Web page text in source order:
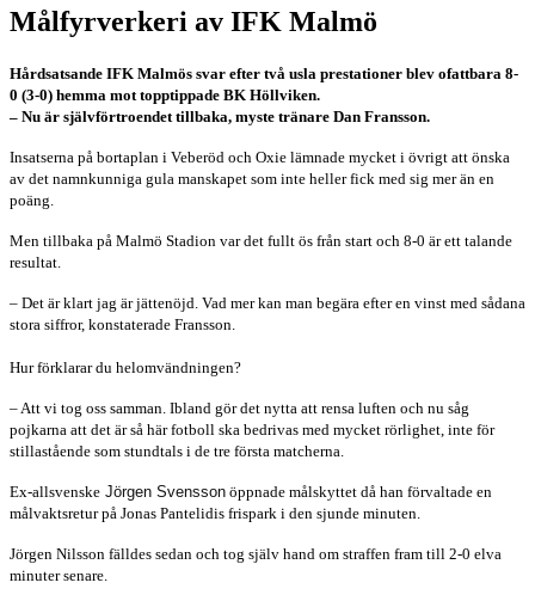
Målfyrverkeri av IFK Malmö
Hårdsatsande IFK Malmös svar efter två usla prestationer blev ofattbara 8-
0 (3-0) hemma mot topptippade BK Höllviken.
– Nu är självförtroendet tillbaka, myste tränare Dan Fransson.
Insatserna på bortaplan i Veberöd och Oxie lämnade mycket i övrigt att önska
av det namnkunniga gula manskapet som inte heller fick med sig mer än en
poäng.
Men tillbaka på Malmö Stadion var det fullt ös från start och 8-0 är ett talande
resultat.
– Det är klart jag är jättenöjd. Vad mer kan man begära efter en vinst med sådana
stora siffror, konstaterade Fransson.
Hur förklarar du helomvändningen?
– Att vi tog oss samman. Ibland gör det nytta att rensa luften och nu såg
pojkarna att det är så här fotboll ska bedrivas med mycket rörlighet, inte för
stillastående som stundtals i de tre första matcherna.
Ex-allsvenske Jörgen Svensson öppnade målskyttet då han förvaltade en
målvaktsretur på Jonas Pantelidis frispark i den sjunde minuten.
Jörgen Nilsson fälldes sedan och tog själv hand om straffen fram till 2-0 elva
minuter senare.